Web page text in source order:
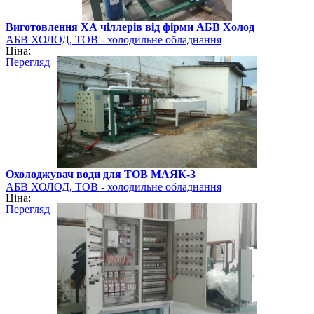
Виготовлення ХА чіллерів від фірми АБВ Холод
АБВ ХОЛОД, ТОВ - холодильне обладнання
Ціна:
Перегляд
Охолоджувач води для ТОВ МАЯК-3
АБВ ХОЛОД, ТОВ - холодильне обладнання
Ціна:
Перегляд